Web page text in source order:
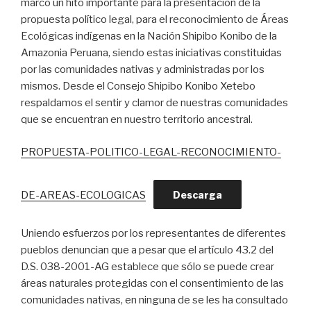
marcó un hito importante para la presentación de la
propuesta político legal, para el reconocimiento de Áreas
Ecológicas indígenas en la Nación Shipibo Konibo de la
Amazonia Peruana, siendo estas iniciativas constituidas
por las comunidades nativas y administradas por los
mismos. Desde el Consejo Shipibo Konibo Xetebo
respaldamos el sentir y clamor de nuestras comunidades
que se encuentran en nuestro territorio ancestral.
PROPUESTA-POLITICO-LEGAL-RECONOCIMIENTO-
DE-AREAS-ECOLOGICAS Descarga
Uniendo esfuerzos por los representantes de diferentes
pueblos denuncian que a pesar que el artículo 43.2 del
D.S. 038-2001-AG establece que sólo se puede crear
áreas naturales protegidas con el consentimiento de las
comunidades nativas, en ninguna de se les ha consultado